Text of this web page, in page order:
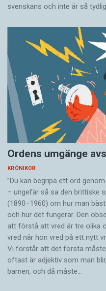
svenskans och inte är så
Ordens umgänge
KRÖNIKOR
”Du kan begripa ett ord
– ungefär så sa den brittiske
(1890–1960) om hur man
och hur det fungerar. Den
att förstå att vred är tre olika
vred när hon vred på ett nytt
Vi förstår att det första
oftast är adjektiv som man
barnen, och då måste…